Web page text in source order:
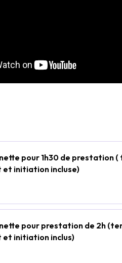
pour 1h30 de prestation (
et initiation incluse)
pour prestation de 2h
et initiation inclus)